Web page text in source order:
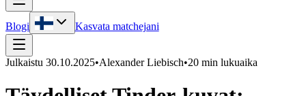
Blogi Kasvata matchejani
Julkaistu 30.10.2025•Alexander Liebisch•20 min lukuaika